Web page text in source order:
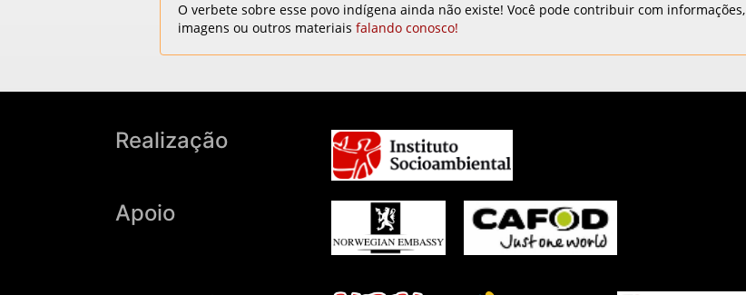
O verbete sobre esse povo indígena ainda não existe! Você pode contribuir com informações,
imagens ou outros materiais falando conosco!